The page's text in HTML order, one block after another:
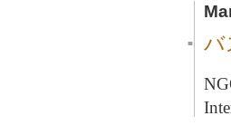
■ バ